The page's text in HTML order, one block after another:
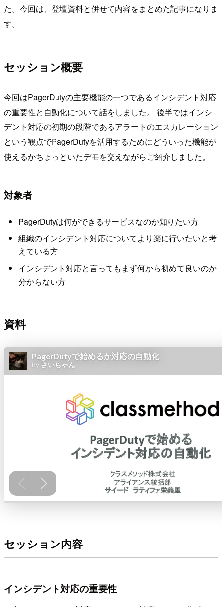
た。今回は、登壇資料と併せて内容をまとめた記事になりま
す。
セッション概要
今回はPagerDutyの主要機能の一つであるインシデント対応
の重要性と自動化について話をしました。 後半ではインシ
デント対応の初期の段階であるアラートのエスカレーション
という観点でPagerDutyを活用するためにどういった機能が
使えるかちょっといたデモを交えながらご紹介しました。
対象者
PagerDutyは何ができるサービスなのか知りたい方
組織のインシデント対応についてより楽に行いたいと考
えている方
インシデント対応と言ってもまず何から初めて良いのか
分からない方
資料
セッション内容
インシデント対応の重要性